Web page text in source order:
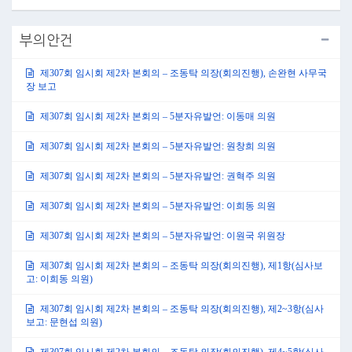
부의안건
제307회 임시회 제2차 본회의 – 조동탁 의장(회의진행), 손완현 사무국
장 보고
제307회 임시회 제2차 본회의 – 5분자유발언: 이동매 의원
제307회 임시회 제2차 본회의 – 5분자유발언: 원창희 의원
제307회 임시회 제2차 본회의 – 5분자유발언: 권혁주 의원
제307회 임시회 제2차 본회의 – 5분자유발언: 이희동 의원
제307회 임시회 제2차 본회의 – 5분자유발언: 이원국 위원장
제307회 임시회 제2차 본회의 – 조동탁 의장(회의진행), 제1항(심사보
고: 이희동 의원)
제307회 임시회 제2차 본회의 – 조동탁 의장(회의진행), 제2~3항(심사
보고: 문현섭 의원)